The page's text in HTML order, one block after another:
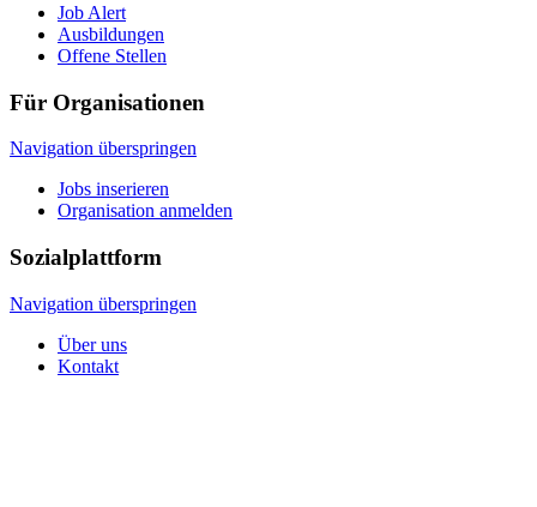
Job Alert
Ausbildungen
Offene Stellen
Für Organisationen
Navigation überspringen
Jobs inserieren
Organisation anmelden
Sozialplattform
Navigation überspringen
Über uns
Kontakt